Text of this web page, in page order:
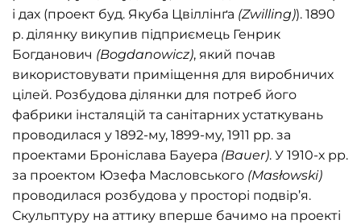
і дах (проект буд. Якуба Цвіллінґа (Zwilling)). 1890
р. ділянку викупив підприємець Генрик
Богданович (Bogdanowicz), який почав
використовувати приміщення для виробничих
цілей. Розбудова ділянки для потреб його
фабрики інсталяцій та санітарних устаткувань
проводилася у 1892-му, 1899-му, 1911 рр. за
проектами Броніслава Бауера (Bauer). У 1910-х рр.
за проектом Юзефа Масловського (Masłowski)
проводилася розбудова у просторі подвір’я.
Скульптуру на аттику вперше бачимо на проекті